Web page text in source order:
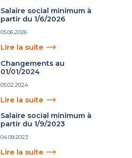
Salaire social minimum à
partir du 1/6/2026
05.06.2026
Lire la suite
Changements au
01/01/2024
05.02.2024
Lire la suite
Salaire social minimum à
partir du 1/9/2023
04.09.2023
Lire la suite